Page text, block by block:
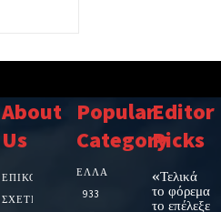
About
Us
ΕΠΙΚΟΙΝΩΝΙΑ
ΣΧΕΤΙΚΆ
Popular
Category
ΕΛΛΑΔΑ
933
Editor
Picks
«Τελικά
το φόρεμα
το επέλεξε